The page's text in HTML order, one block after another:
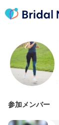
参加メンバー